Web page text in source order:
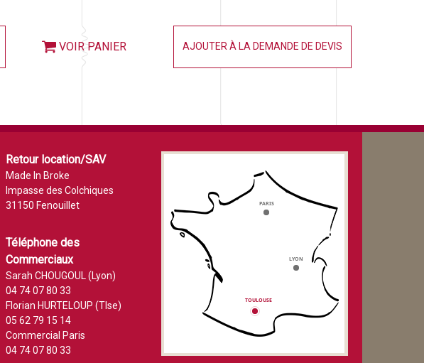
VOIR PANIER AJOUTER À LA DEMANDE DE DEVIS
Retour location/SAV
Made In Broke
Impasse des Colchiques
31150 Fenouillet
Téléphone des
Commerciaux
Sarah CHOUGOUL (Lyon)
04 74 07 80 33
Florian HURTELOUP (Tlse)
05 62 79 15 14
Commercial Paris
04 74 07 80 33